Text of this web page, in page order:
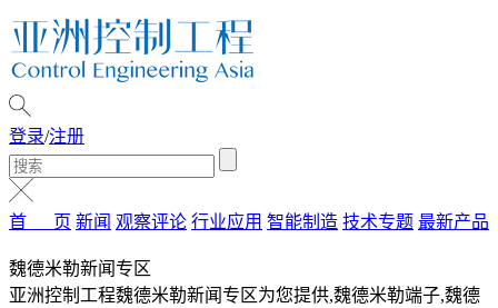
登录/注册
首 页 新闻 观察评论 行业应用 智能制造 技术专题 最新产品
魏德米勒新闻专区
亚洲控制工程魏德米勒新闻专区为您提供,魏德米勒端子,魏德